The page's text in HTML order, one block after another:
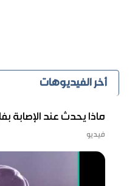
أخر الفيديوهات
ماذا يحدث عند الإصابة
فيديو